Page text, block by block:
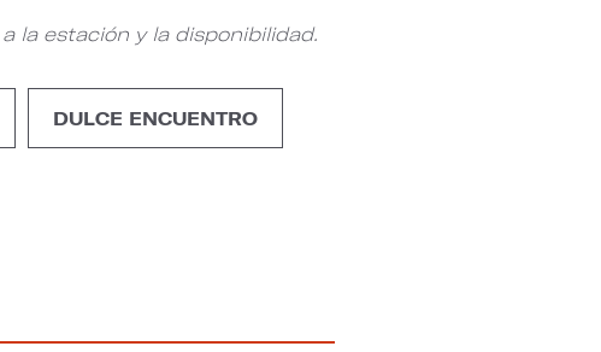
la estación y la disponibilidad.
DULCE ENCUENTRO